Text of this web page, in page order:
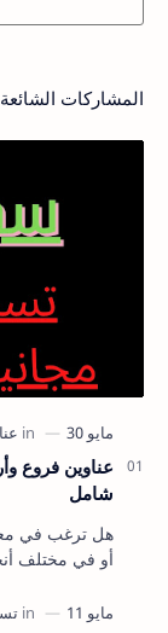
المشاركات الشائعة
شامل